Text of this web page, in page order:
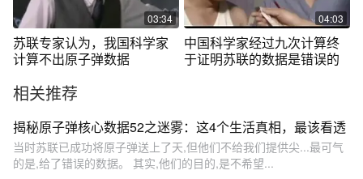
03:34
苏联专家认为，我国科学家
计算不出原子弹数据
04:03
中国科学家经过九次计算终
于证明苏联的数据是错误的
相关推荐
揭秘原子弹核心数据52之迷雾：这4个生活真相，最该看透
当时苏联已成功将原子弹送上了天,但他们不给我们提供尖...最可气
的是,给了错误的数据。 其实,他们的目的,是不希望...